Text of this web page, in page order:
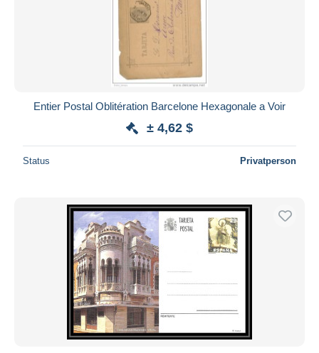
Entier Postal Oblitération Barcelone Hexagonale a Voir
± 4,62 $
Status Privatperson